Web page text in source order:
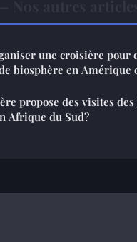
une croisière pour
biosphère en Amérique
propose des visites
Afrique du Sud?